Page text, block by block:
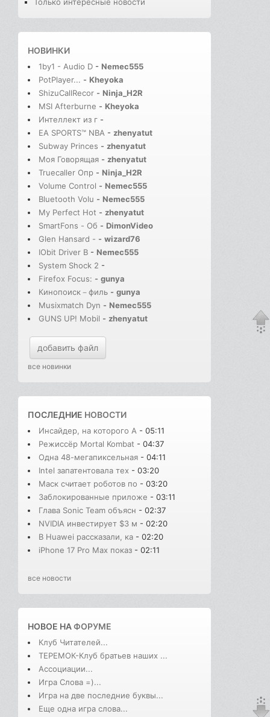
Только интересные новости
НОВИНКИ
1by1 - Audio D - Nemec555
PotPlayer... - Kheyoka
ShizuCallRecor - Ninja_H2R
MSI Afterburne - Kheyoka
Интеллект из г -
EA SPORTS™ NBA - zhenyatut
Subway Princes - zhenyatut
Моя Говорящая - zhenyatut
Truecaller Опр - Ninja_H2R
Volume Control - Nemec555
Bluetooth Volu - Nemec555
My Perfect Hot - zhenyatut
SmartFons - Об - DimonVideo
Glen Hansard - - wizard76
IObit Driver B - Nemec555
System Shock 2 -
Firefox Focus: - gunya
Кинопоиск－филь - gunya
Musixmatch Dyn - Nemec555
GUNS UP! Mobil - zhenyatut
добавить файл
все новинки
ПОСЛЕДНИЕ НОВОСТИ
Инсайдер, на которого A - 05:11
Режиссёр Mortal Kombat - 04:37
Одна 48-мегапиксельная - 04:11
Intel запатентовала тех - 03:20
Маск считает роботов по - 03:20
Заблокированные приложе - 03:11
Глава Sonic Team объясн - 02:37
NVIDIA инвестирует $3 м - 02:20
В Huawei рассказали, ка - 02:20
iPhone 17 Pro Max показ - 02:11
все новости
НОВОЕ НАФОРУМЕ
Клуб Читателей...
ТЕРЕМОК-Клуб братьев наших ...
Ассоциации...
Игра Слова =)...
Игра на две последние буквы...
Еще одна игра слова...